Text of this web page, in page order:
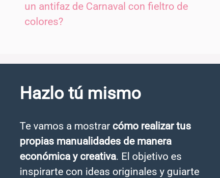
un antifaz de Carnaval con fieltro de
colores?
Hazlo tú mismo
Te vamos a mostrar cómo realizar tus
propias manualidades de manera
económica y creativa. El objetivo es
inspirarte con ideas originales y guiarte